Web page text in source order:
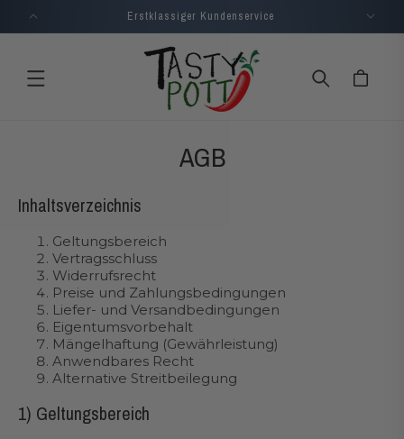
zum
Inhalt
Erstklassiger Kundenservice
Warenkorb
AGB
Inhaltsverzeichnis
Geltungsbereich
Vertragsschluss
Widerrufsrecht
Preise und Zahlungsbedingungen
Liefer- und Versandbedingungen
Eigentumsvorbehalt
Mängelhaftung (Gewährleistung)
Anwendbares Recht
Alternative Streitbeilegung
1) Geltungsbereich